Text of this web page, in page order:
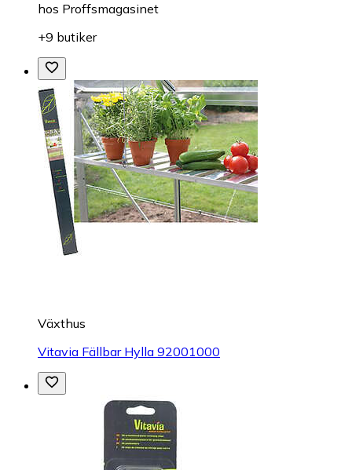
hos Proffsmagasinet
+9 butiker
Växthus
Vitavia Fällbar Hylla 92001000